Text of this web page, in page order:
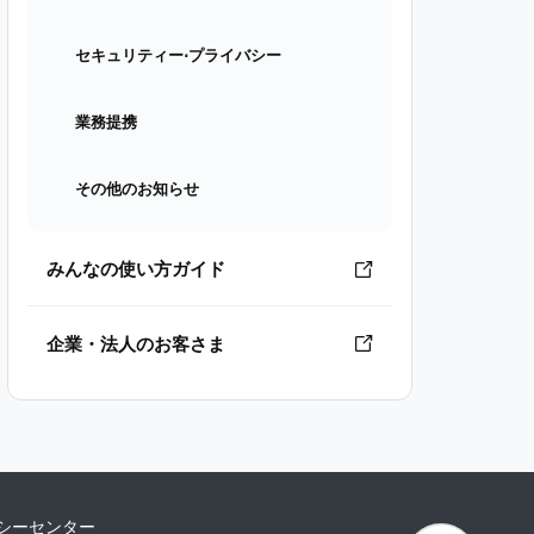
セキュリティー⋅プライバシー
業務提携
その他のお知らせ
みんなの使い方ガイド
企業・法人のお客さま
ーセンター